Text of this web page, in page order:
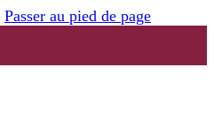
Passer au pied de page